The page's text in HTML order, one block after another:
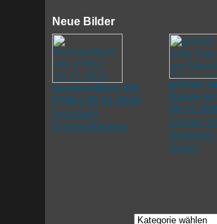
Neue Bilder
Sonnenfleck AR-
2786 | 29.11.2020
(michael )
Sonnenflecken
grüner
Saum
Grüner
Saum